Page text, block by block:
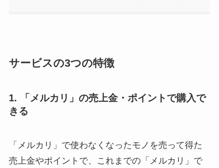
サービスの3つの特徴
1. 「メルカリ」の売上金・ポイントで購入で
きる
「メルカリ」で使わなくなったモノを売って得た
売上金やポイントで、これまでの「メルカリ」で